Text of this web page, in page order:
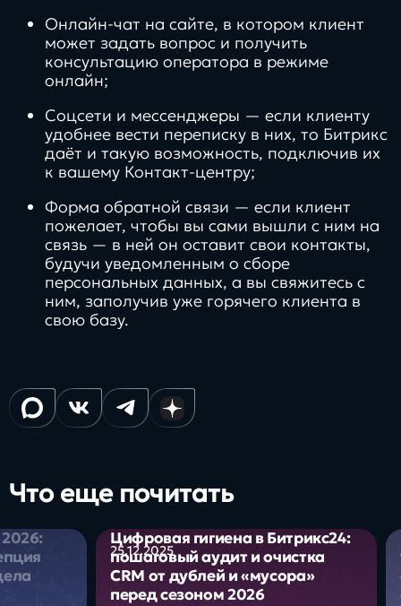
Онлайн-чат на сайте, в котором клиент
может задать вопрос и получить
консультацию оператора в режиме
онлайн;
Соцсети и мессенджеры — если клиенту
удобнее вести переписку в них, то Битрикс
даёт и такую возможность, подключив их
к вашему Контакт-центру;
Форма обратной связи — если клиент
пожелает, чтобы вы сами вышли с ним на
связь — в ней он оставит свои контакты,
будучи уведомленным о сборе
персональных данных, а вы свяжитесь с
ним, заполучив уже горячего клиента в
свою базу.
Что еще почитать
25.12.2025
Цифровая гигиена в Битрикс24:
пошаговый аудит и очистка
CRM от дублей и «мусора»
перед сезоном 2026